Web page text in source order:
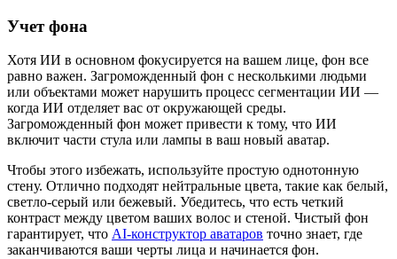
Учет фона
Хотя ИИ в основном фокусируется на вашем лице, фон все
равно важен. Загроможденный фон с несколькими людьми
или объектами может нарушить процесс сегментации ИИ —
когда ИИ отделяет вас от окружающей среды.
Загроможденный фон может привести к тому, что ИИ
включит части стула или лампы в ваш новый аватар.
Чтобы этого избежать, используйте простую однотонную
стену. Отлично подходят нейтральные цвета, такие как белый,
светло-серый или бежевый. Убедитесь, что есть четкий
контраст между цветом ваших волос и стеной. Чистый фон
гарантирует, что AI-конструктор аватаров точно знает, где
заканчиваются ваши черты лица и начинается фон.